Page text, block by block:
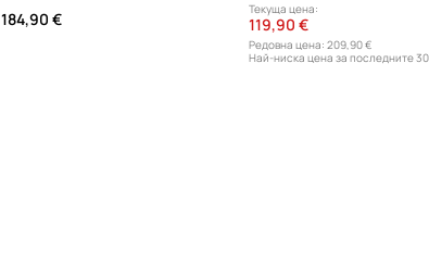
184,90 € Текуща цена:
119,90 €
Редовна цена: 209,90 €
Най-ниска цена за последните